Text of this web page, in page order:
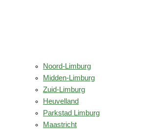
Noord-Limburg
Midden-Limburg
Zuid-Limburg
Heuvelland
Parkstad Limburg
Maastricht